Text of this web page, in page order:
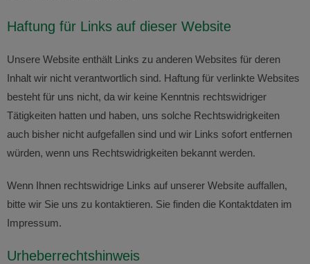
Haftung für Links auf dieser Website
Unsere Website enthält Links zu anderen Websites für deren
Inhalt wir nicht verantwortlich sind. Haftung für verlinkte Websites
besteht für uns nicht, da wir keine Kenntnis rechtswidriger
Tätigkeiten hatten und haben, uns solche Rechtswidrigkeiten
auch bisher nicht aufgefallen sind und wir Links sofort entfernen
würden, wenn uns Rechtswidrigkeiten bekannt werden.
Wenn Ihnen rechtswidrige Links auf unserer Website auffallen,
bitte wir Sie uns zu kontaktieren. Sie finden die Kontaktdaten im
Impressum.
Urheberrechtshinweis